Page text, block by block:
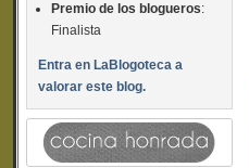
Premio de los blogueros:
Finalista
Entra en LaBlogoteca a
valorar este blog.